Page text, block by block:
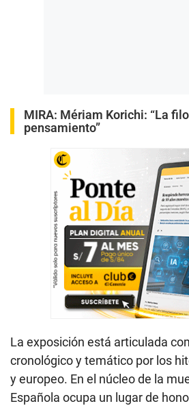
MIRA: Mériam Korichi: “La
pensamiento”
La exposición está articulada
cronológico y temático por los
y europeo. En el núcleo de la
Española ocupa un lugar de